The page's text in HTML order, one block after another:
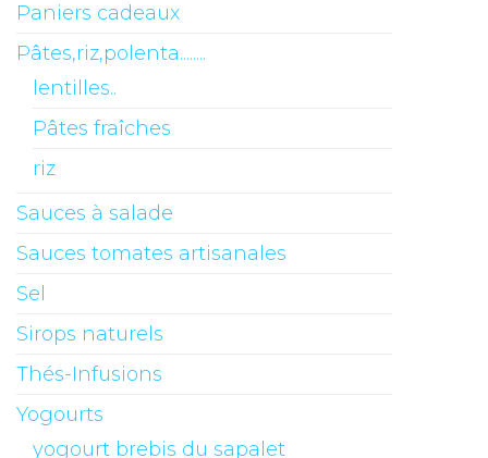
Paniers cadeaux
Pâtes,riz,polenta........
lentilles..
Pâtes fraîches
riz
Sauces à salade
Sauces tomates artisanales
Sel
Sirops naturels
Thés-Infusions
Yogourts
yogourt brebis du sapalet